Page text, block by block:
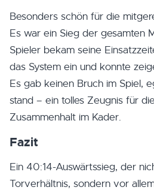
Besonders schön für die
Es war ein Sieg der gesamten
Spieler bekam seine
das System ein und konnte
Es gab keinen Bruch im Spiel,
stand – ein tolles Zeugnis für
Zusammenhalt im Kader.
Fazit
Ein 40:14-Auswärtssieg, der
Torverhältnis, sondern vor